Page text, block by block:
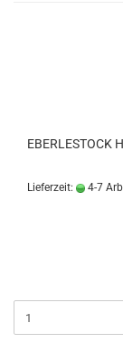
EBERLESTOCK
Lieferzeit: 4-7